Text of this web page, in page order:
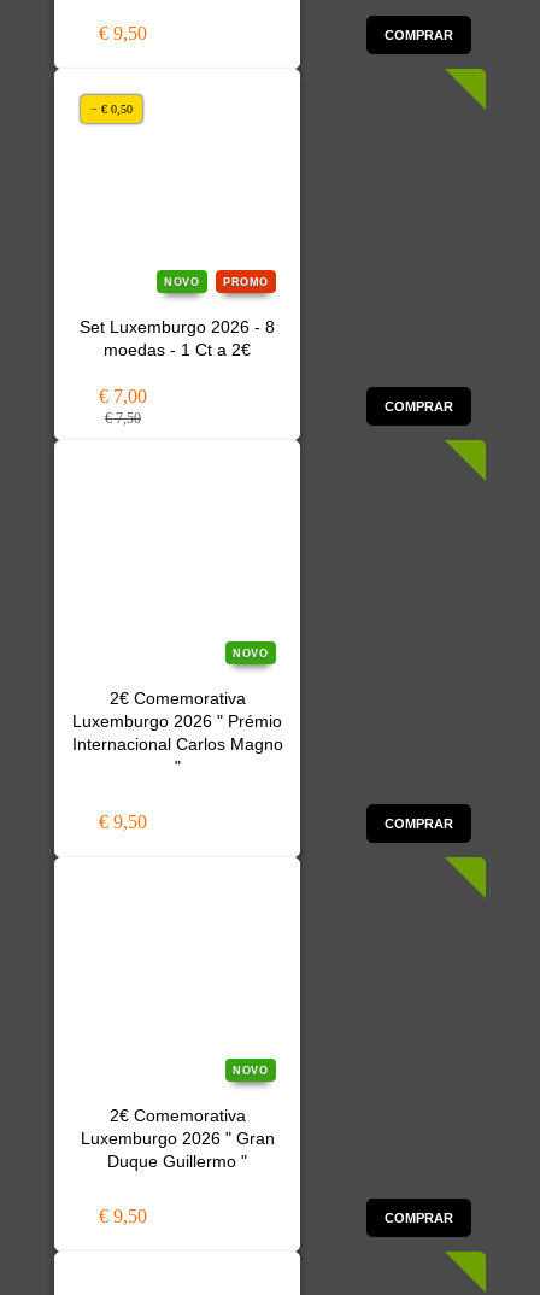
€ 9,50 COMPRAR
NOVO PROMO
Set Luxemburgo 2026 - 8
moedas - 1 Ct a 2€
€ 7,00
€ 7,50
COMPRAR
− € 0,50
NOVO
2€ Comemorativa
Luxemburgo 2026 " Prémio
Internacional Carlos Magno
"
€ 9,50 COMPRAR
NOVO
2€ Comemorativa
Luxemburgo 2026 " Gran
Duque Guillermo "
€ 9,50 COMPRAR